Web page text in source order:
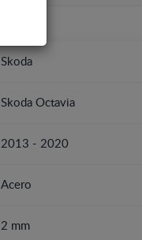
Skoda
Skoda Octavia
2013 - 2020
Acero
2 mm